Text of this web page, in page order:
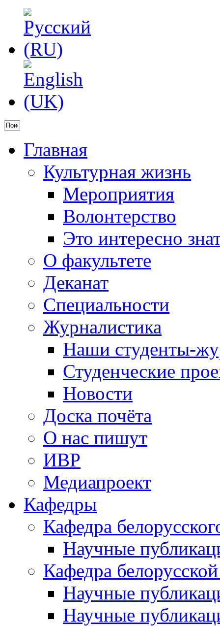
Главная
Культурная жизнь
Мероприятия
Волонтерство
Это интересно
О факультете
Деканат
Специальности
Журналистика
Наши студенты-
Студенческие
Новости
Доска почёта
О нас пишут
ИВР
Медиапроект
Кафедры
Кафедра
Научные
Кафедра
Научные
Научные